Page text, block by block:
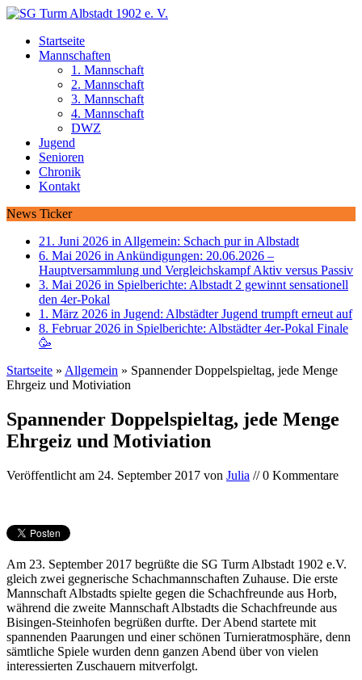
Startseite
Mannschaften
1. Mannschaft
2. Mannschaft
3. Mannschaft
4. Mannschaft
DWZ
Jugend
Senioren
Chronik
Kontakt
News Ticker
21. Juni 2026 in Allgemein: Schach pur in Albstadt
6. Mai 2026 in Ankündigungen: 20.06.2026 –
Hauptversammlung und Vergleichskampf Aktiv versus Passiv
3. Mai 2026 in Spielberichte: Albstadt 2 gewinnt sensationell
den 4er-Pokal
1. März 2026 in Jugend: Albstädter Jugend trumpft erneut auf
8. Februar 2026 in Spielberichte: Albstädter 4er-Pokal Finale
🥳
Startseite » Allgemein » Spannender Doppelspieltag, jede Menge
Ehrgeiz und Motiviation
Spannender Doppelspieltag, jede Menge
Ehrgeiz und Motiviation
Veröffentlicht am 24. September 2017 von Julia // 0 Kommentare
Am 23. September 2017 begrüßte die SG Turm Albstadt 1902 e.V.
gleich zwei gegnerische Schachmannschaften Zuhause. Die erste
Mannschaft Albstadts spielte gegen die Schachfreunde aus Horb,
während die zweite Mannschaft Albstadts die Schachfreunde aus
Bisingen-Steinhofen begrüßen durfte. Der Abend startete mit
spannenden Paarungen und einer schönen Turnieratmosphäre, denn
sämtliche Spiele wurden denn ganzen Abend über von vielen
interessierten Zuschauern mitverfolgt.